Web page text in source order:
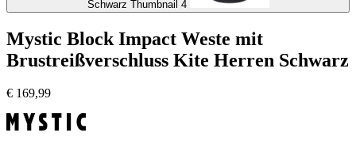
Schwarz Thumbnail 4
Mystic Block Impact Weste mit
Brustreißverschluss Kite Herren Schwarz
€ 169,99